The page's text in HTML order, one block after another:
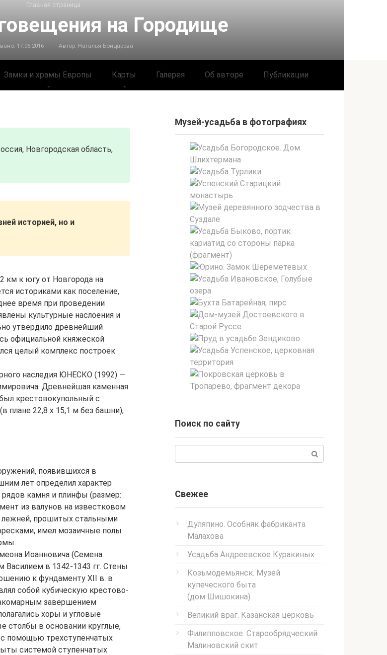
Замки и храмы Европы Карты Галерея Об авторе Публикации
Главная страница
на Городище
17.06.2016 Автор: Наталья Бондарева
Новгородская область,
историей, но и
км к югу от Новгорода на
историками как поселение,
время при проведении
культурные наслоения и
утвердило древнейший
официальной княжеской
целый комплекс построек
наследия ЮНЕСКО (1992) —
Древнейшая каменная
крестовокупольный с
плане 22,8 х 15,1 м без башни),
появившихся в
лет определил характер
рядов камня и плинфы (размер:
из валунов на известковом
лежней, прошитых стальными
имел мозаичные полы
Иоанновича (Семена
Василием в 1342-1343 гг. Стены
к фундаменту XII в. в
собой кубическую крестово-
завершением
хоры и угловые
столбы в основании круглые,
помощью трехступенчатых
системой ступенчатых
Музей-усадьба в фотографиях
Поиск по сайту
Свежее
Дуляпино. Особняк фабриканта
Малахова
Усадьба Андреевское Куракиных
Козьмодемьянск. Музей
купеческого быта
(дом Шишокина)
Великий враг. Казанская церковь
Филипповское. Старообрядческий
Малиновский скит